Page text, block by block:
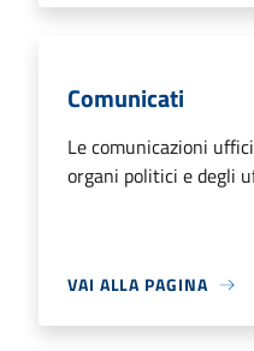
Comunicati
Le comunicazioni
organi politici e degli
VAI ALLA PAGINA